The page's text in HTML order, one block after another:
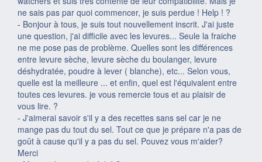
ne sais pas par quoi commencer, je suis perdue ! Help ! ?
- Bonjour à tous, je suis tout nouvellement inscrit. J'ai juste
une question, j'ai difficile avec les levures... Seule la fraiche
ne me pose pas de problème. Quelles sont les différences
entre levure sèche, levure sèche du boulanger, levure
déshydratée, poudre à lever ( blanche), etc... Selon vous,
quelle est la meilleure ... et enfin, quel est l'équivalent entre
toutes ces levures. je vous remercie tous et au plaisir de
vous lire. ?
- J'aimerai savoir s'il y a des recettes sans sel car je ne
mange pas du tout du sel. Tout ce que je prépare n'a pas de
goût à cause qu'il y a pas du sel. Pouvez vous m'aider?
Merci